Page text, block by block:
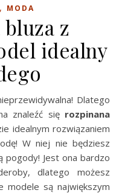
, MODA
z
idealny
znaleźć się rozpinana
idealnym rozwiązaniem
W niej nie będziesz
pogody! Jest ona bardzo
dlatego możesz
modele są największym